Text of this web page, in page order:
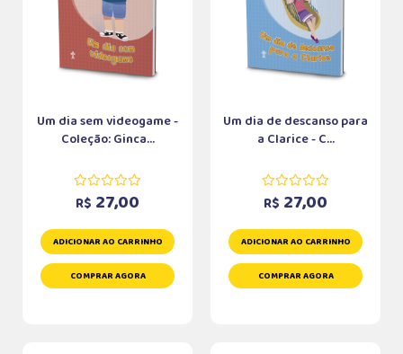
Um dia sem videogame -
Coleção: Ginca...
R$ 27,00
ADICIONAR AO CARRINHO
COMPRAR AGORA
Um dia de descanso para
a Clarice - C...
R$ 27,00
ADICIONAR AO CARRINHO
COMPRAR AGORA